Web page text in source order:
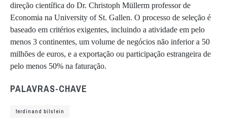
direção científica do Dr. Christoph Müllerm professor de
Economia na University of St. Gallen. O processo de seleção é
baseado em critérios exigentes, incluindo a atividade em pelo
menos 3 continentes, um volume de negócios não inferior a 50
milhões de euros, e a exportação ou participação estrangeira de
pelo menos 50% na faturação.
PALAVRAS-CHAVE
ferdinand bilstein